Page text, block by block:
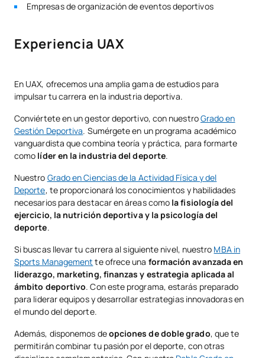
Empresas de organización de eventos deportivos
Experiencia UAX
En UAX, ofrecemos una amplia gama de estudios para
impulsar tu carrera en la industria deportiva.
Conviértete en un gestor deportivo, con nuestroGrado en
Gestión Deportiva. Sumérgete en un programa académico
vanguardista que combina teoría y práctica, para formarte
como líder en la industria del deporte.
Nuestro Grado en Ciencias de la Actividad Física y del
Deporte, te proporcionará los conocimientos y habilidades
necesarios para destacar en áreas como la fisiología del
ejercicio, la nutrición deportiva y la psicología del
deporte.
Si buscas llevar tu carrera al siguiente nivel, nuestro MBA in
Sports Management te ofrece una formación avanzada en
liderazgo, marketing, finanzas y estrategia aplicada al
ámbito deportivo. Con este programa, estarás preparado
para liderar equipos y desarrollar estrategias innovadoras en
el mundo del deporte.
Además, disponemos deopciones de doble grado, que te
permitirán combinar tu pasión por el deporte, con otras